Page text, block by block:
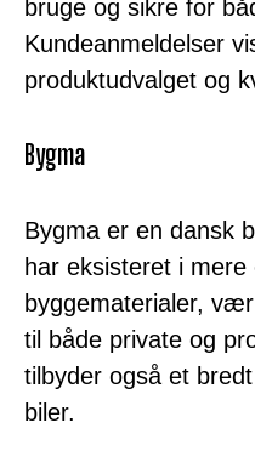
bruge og sikre for
Kundeanmeldelser
produktudvalget og
Bygma
Bygma er en dansk
har eksisteret i
byggematerialer,
til både private og
tilbyder også et
biler.